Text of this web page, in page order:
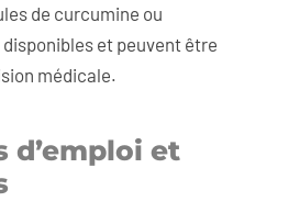
de curcumine ou
et peuvent être
médicale.
d’emploi et